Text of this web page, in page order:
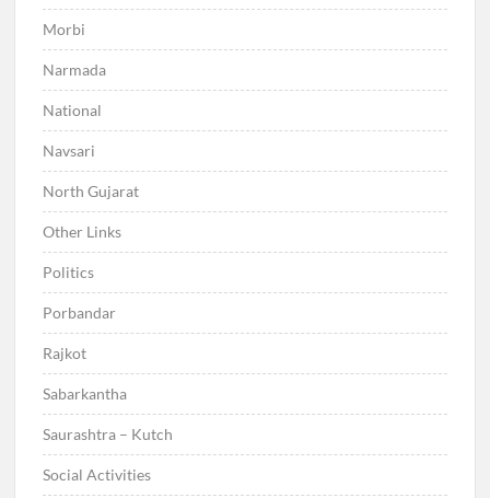
Morbi
Narmada
National
Navsari
North Gujarat
Other Links
Politics
Porbandar
Rajkot
Sabarkantha
Saurashtra – Kutch
Social Activities